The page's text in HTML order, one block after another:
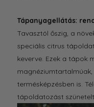
Tápanyagellátás:
Tavasztól őszig, a
speciális citrus
keverve. Ezek a tápok
termésképzésben is.
tápoldatozást